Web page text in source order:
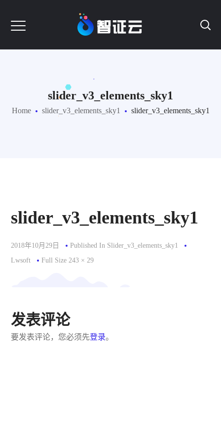
slider_v3_elements_sky1
Home slider_v3_elements_sky1 slider_v3_elements_sky1
slider_v3_elements_sky1
2018年10月29日 Published In Slider_v3_elements_sky1
Lwsoft
Full
Full Size 243 × 29
发表评论
要发表评论，您必须先登录。